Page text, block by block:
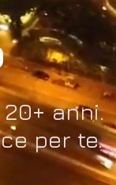
anni.
per te.